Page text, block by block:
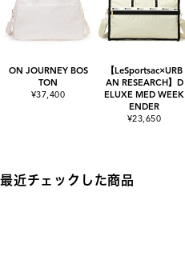
ON JOURNEY BOS
TON
¥37,400
【LeSportsac×URB
AN RESEARCH】D
ELUXE MED WEEK
ENDER
¥23,650
最近チェックした商品